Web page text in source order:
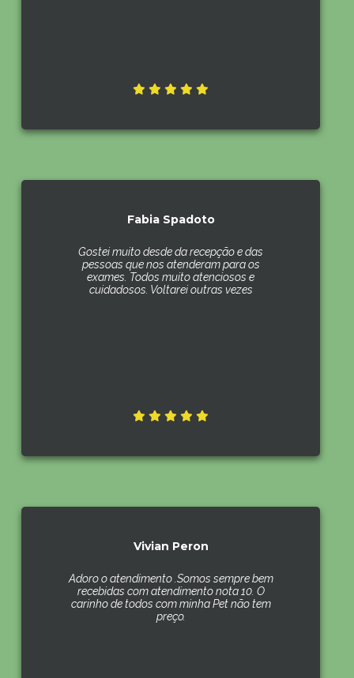
Fabia Spadoto
Gostei muito desde da recepção e das
pessoas que nos atenderam para os
exames. Todos muito atenciosos e
cuidadosos. Voltarei outras vezes
Vivian Peron
Adoro o atendimento .Somos sempre bem
recebidas com atendimento nota 10. O
carinho de todos com minha Pet não tem
preço.